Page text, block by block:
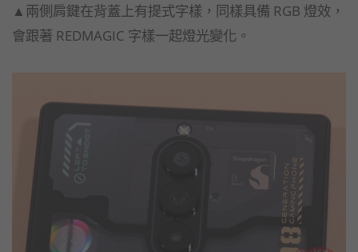
▲兩側肩鍵在背蓋上有提式字樣，同樣具備 RGB 燈效，
會跟著 REDMAGIC 字樣一起燈光變化。